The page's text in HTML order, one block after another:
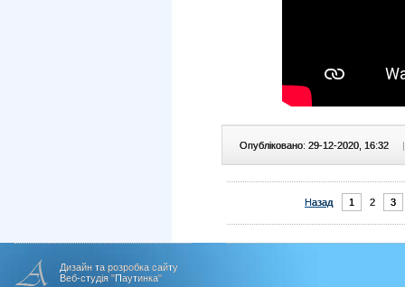
Опубліковано: 29-12-2020, 16:32 |
Назад 1 2 3
Дизайн та розробка сайту
Веб-студія "Паутинка"